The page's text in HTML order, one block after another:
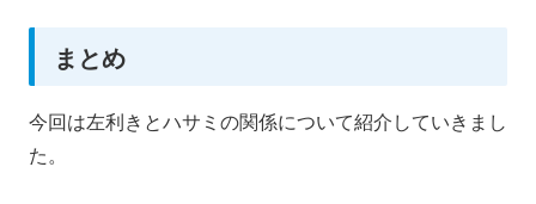
まとめ
今回は左利きとハサミの関係について紹介していきまし
た。